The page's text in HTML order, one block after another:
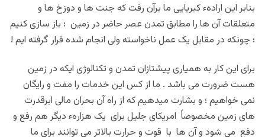
بنابر این ارادهء کبریایی ما برآن رفت که جنت ها و دوزخ ها و
متعلقات آن ها را مطابق تمدن عصر حاضر در زمین ؛ باز سازی کنیم
؛ چونکه در مقابل یک عمل ناخواسته ولی انجام شده قرار گرفته ایم !
برای این کار به همیاری پیشتازان تمدن و تکنالوژی ایکه در زمین
هست ضرورت می باشد . ما از کس این خدمات را مفت و رایگان
نمی خواهیم ؛ و بشارت میدهیم که از راه آن بحران مالی ابرقدرت
های زمین مخصوصاً امریکای جلیل برای یک هزارهء دیگر هم رفع و
دفع می شود و آن ها با قوت و حرارت بالاتر می توانند برای ما